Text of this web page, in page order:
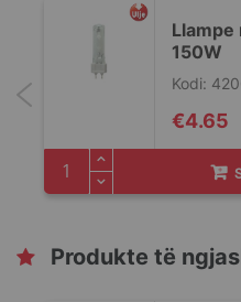
Llampe
150W
Special
Price
€4.65
Kodi:
Produkte të